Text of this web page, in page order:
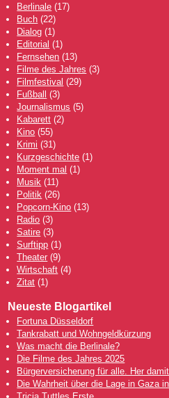
Berlinale (17)
Buch (22)
Dialog (1)
Editorial (1)
Fernsehen (13)
Filme des Jahres (3)
Filmfestival (29)
Fußball (3)
Journalismus (5)
Kabarett (2)
Kino (55)
Krimi (31)
Kurzgeschichte (1)
Moment mal (1)
Musik (11)
Politik (26)
Popcorn-Kino (13)
Radio (3)
Satire (3)
Surftipp (1)
Theater (9)
Wirtschaft (4)
Zitat (1)
Neueste Blogartikel
Fortuna Düsseldorf
Tankrabatt und Wohngeldkürzung
Was macht die Berlinale?
Die Filme des Jahres 2025
Bürgerversicherung für alle. Her
Die Wahrheit über die Lage in Gaza